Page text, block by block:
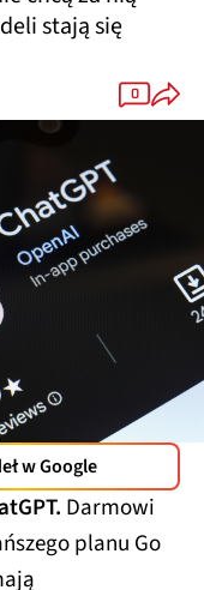
stają się
0
w Google
Darmowi
planu Go